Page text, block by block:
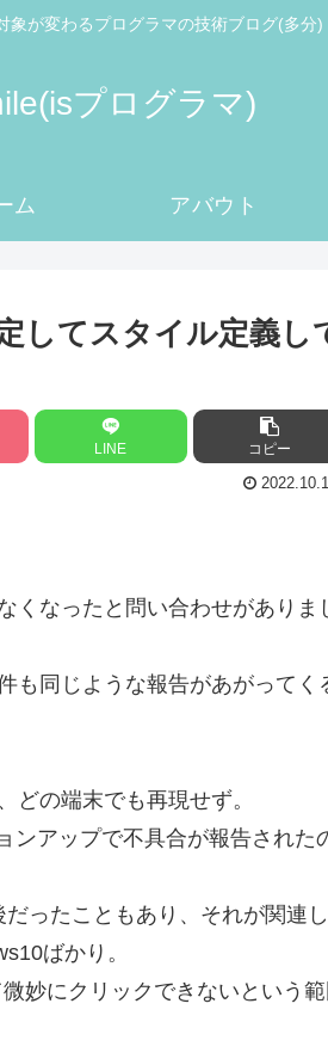
象が変わるプログラマの技術ブログ(多分)
プログラマ)
ム アバウト
してスタイル定義し
LINE コピー
くなったと問い合わせがありま
も同じような報告があがってく
どの端末でも再現せず。
ンアップで不具合が報告された
ったこともあり、それが関連し
ばかり。
妙にクリックできないという範